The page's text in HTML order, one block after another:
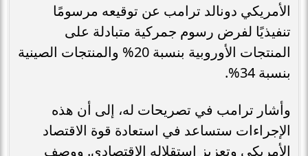
الأمريكي دونالد ترامب عن توقيعه مرسومًا
تنفيذيًا لفرض رسوم جمركية متبادلة على
المنتجات الأوروبية بنسبة 20% والمنتجات الصينية
بنسبة 34%.
وأشار ترامب في تصريحات له، إلى أن هذه
الإجراءات ستساعد في استعادة قوة الاقتصاد
الأمريكي وتعزيز استقلاله الاقتصادي. ووصف